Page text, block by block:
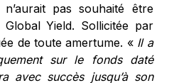
pas souhaité être
Yield. Sollicitée par
de toute amertume. «Il a
sur le fonds daté
avec succès jusqu’à son